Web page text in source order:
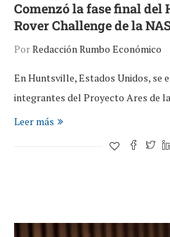
Comenzó la fase final
Rover Challenge de la
PorRedacción Rumbo Económico
En Huntsville, Estados Unidos, se
integrantes del Proyecto Ares de
Leer más